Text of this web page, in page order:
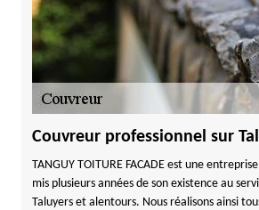
Couvreur professionnel sur
TANGUY TOITURE FACADE est une
mis plusieurs années de son existence au
Taluyers et alentours. Nous réalisons ainsi